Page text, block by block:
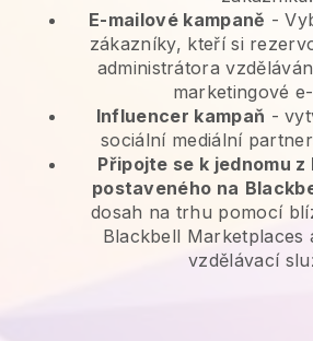
E-mailové kampaně -
zákazníky, kteří si
administrátora
marketingové
Influencer kampaň -
sociální mediální
Připojte se k jednomu
postaveného na
dosah na trhu pomocí
Blackbell Marketplaces
vzdělávací